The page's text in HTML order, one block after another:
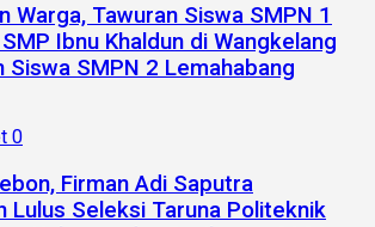
Warga, Tawuran Siswa SMPN 1
Ibnu Khaldun di Wangkelang
Siswa SMPN 2 Lemahabang
0
Firman Adi Saputra
Lulus Seleksi Taruna Politeknik